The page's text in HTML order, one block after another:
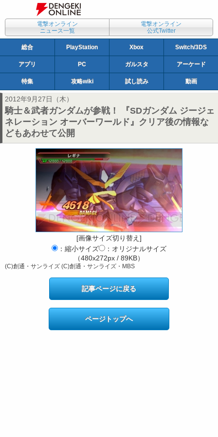
電撃オンライン
ニュース一覧
電撃オンライン
公式Twitter
総合 PlayStation Xbox Switch/3DS
アプリ PC ガルスタ アーケード
特集 攻略wiki 試し読み 動画
2012年9月27日（木）
騎士＆武者ガンダムが参戦！ 『SDガンダム ジージェ
ネレーション オーバーワールド』クリア後の情報な
どもあわせて公開
[画像サイズ切り替え]
：縮小サイズ
：オリジナルサイズ
（480x272px / 89KB）
(C)創通・サンライズ (C)創通・サンライズ・MBS
記事ページに戻る
ページトップへ